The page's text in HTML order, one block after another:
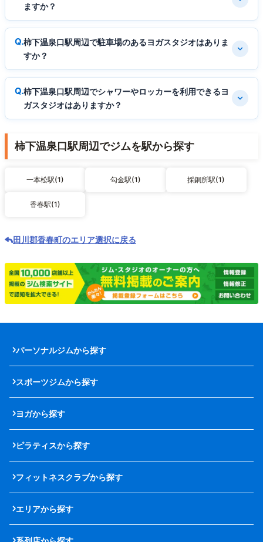
ますか？
柿下温泉口駅周辺で駐車場のあるヨガスタジオはありま
すか？
柿下温泉口駅周辺でシャワーやロッカーを利用できるヨ
ガスタジオはありますか？
柿下温泉口駅周辺でジムを駅から探す
一本松駅(1) 勾金駅(1) 採銅所駅(1)
香春駅(1)
田川郡香春町のエリア選択に戻る
パーソナルジムから探す
スポーツジムから探す
ヨガから探す
ピラティスから探す
フィットネスクラブから探す
エリアから探す